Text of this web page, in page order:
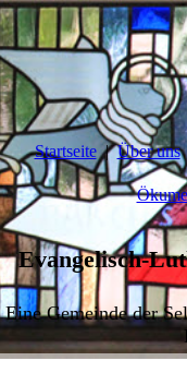
Startseite Über uns
Evangelisch-
Eine Gemeinde der